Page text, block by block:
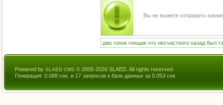
Вы не можете отправить
джо гонок гонщик что несчастного назад был
Powered by SLAED CMS © 2005-2026 SLAED. All rights reserved.
Генерация: 0.088 сек. и 17 запросов к базе данных за 0.053 сек.